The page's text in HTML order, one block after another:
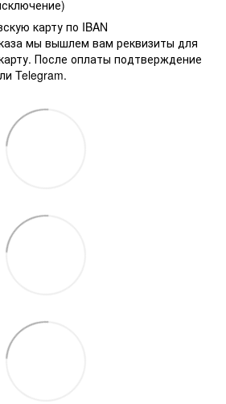
карту по IBAN
мы вышлем вам реквизиты для
После оплаты подтверждение
Telegram.